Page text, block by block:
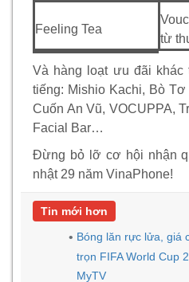
Feeling Tea
từ
Và hàng loạt ưu đãi
tiếng: Mishio Kachi, Bò Tơ
Cuốn An Vũ, VOCUPPA,
Facial Bar
Đừng bỏ lỡ cơ hội nhận
nhật 29 năm VinaPhone!
Tin mới hơn
Bóng lăn rực lửa, giá
trọn FIFA World Cup
MyTV